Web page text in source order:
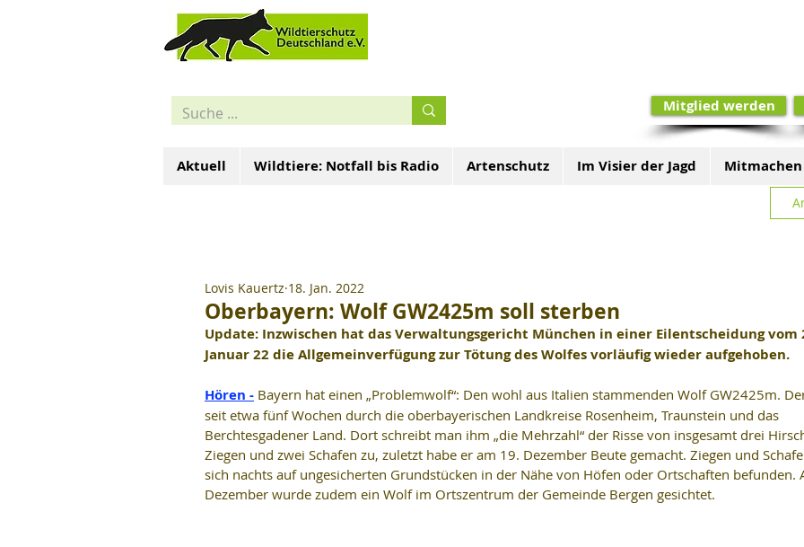
Mitglied werden
Aktuell Wildtiere: Notfall bis Radio Artenschutz Im Visier der Jagd Mitmachen
Oberbayern: Wolf GW2425m soll sterben
Lovis Kauertz 18. Jan. 2022
Update: Inzwischen hat das Verwaltungsgericht München in einer Eilentscheidung vom
Januar 22 die Allgemeinverfügung zur Tötung des Wolfes vorläufig wieder aufgehoben.
Hören - Bayern hat einen „Problemwolf“: Den wohl aus Italien stammenden Wolf GW2425m.
seit etwa fünf Wochen durch die oberbayerischen Landkreise Rosenheim, Traunstein und das
Berchtesgadener Land. Dort schreibt man ihm „die Mehrzahl“ der Risse von insgesamt drei
Ziegen und zwei Schafen zu, zuletzt habe er am 19. Dezember Beute gemacht. Ziegen und
sich nachts auf ungesicherten Grundstücken in der Nähe von Höfen oder Ortschaften befunden.
Dezember wurde zudem ein Wolf im Ortszentrum der Gemeinde Bergen gesichtet.